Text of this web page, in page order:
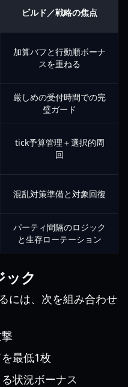
ビルド／戦略の焦点
加算バフと行動順ボーナ
スを重ねる
厳しめの受付時間での完
璧ガード
tick予算管理＋選択的周
回
混乱対策準備と対象回復
パーティ間隔のロジック
と生存ローテーション
ック
には、次を組み合わせ
最低1枚
状況ボーナス